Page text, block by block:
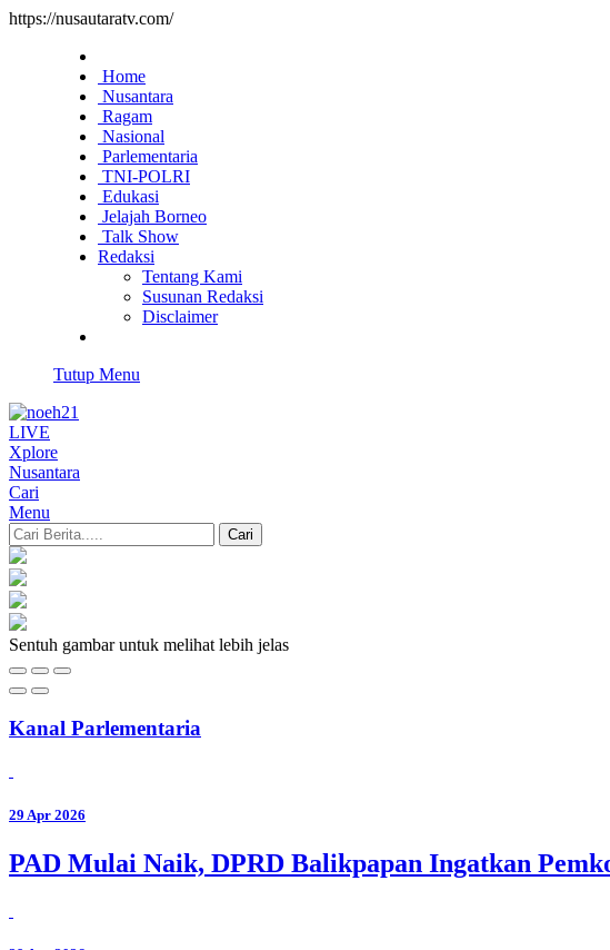
https://nusautaratv.com/
Home
Nusantara
Ragam
Nasional
Parlementaria
TNI-POLRI
Edukasi
Jelajah Borneo
Talk Show
Redaksi
Tentang Kami
Susunan Redaksi
Disclaimer
Tutup Menu
LIVE
Xplore
Nusantara
Cari
Menu
Cari
Sentuh gambar untuk melihat lebih jelas
Kanal Parlementaria
29 Apr 2026
PAD Mulai Naik, DPRD Balikpapan Ingatkan